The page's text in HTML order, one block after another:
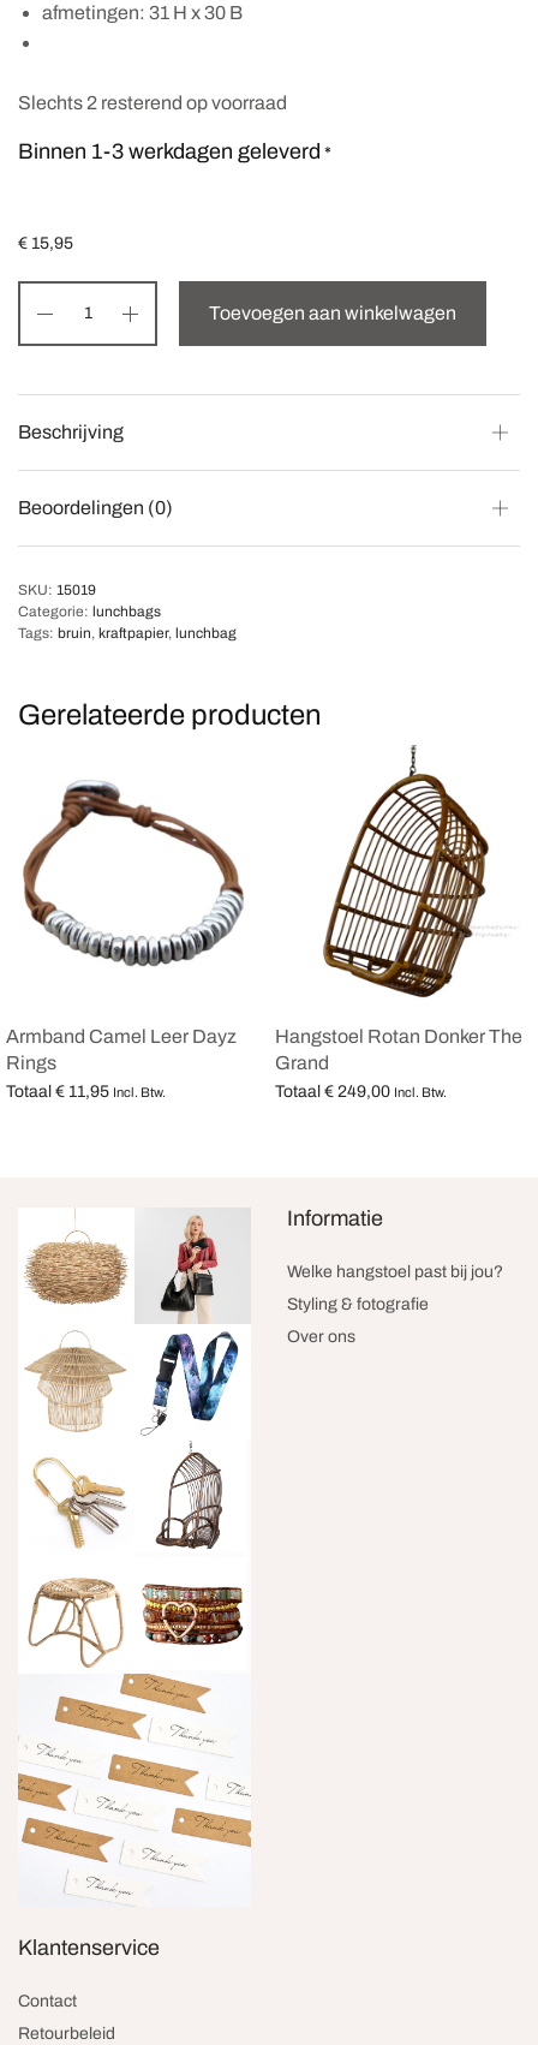
afmetingen: 31 H x 30 B
Slechts 2 resterend op voorraad
Binnen 1-3 werkdagen geleverd *
€ 15,95
Toevoegen aan winkelwagen
Beschrijving
Beoordelingen (0)
SKU: 15019
Categorie: lunchbags
Tags: bruin, kraftpapier, lunchbag
Gerelateerde producten
Armband Camel Leer Dayz
Rings
Totaal € 11,95 Incl. Btw.
Hangstoel Rotan Donker The
Grand
Totaal € 249,00 Incl. Btw.
Informatie
Welke hangstoel past bij jou?
Styling & fotografie
Over ons
Klantenservice
Contact
Retourbeleid